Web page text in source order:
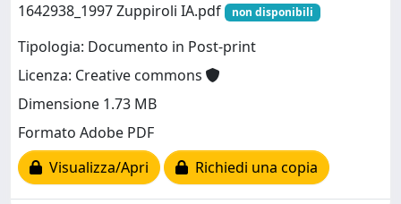
1642938_1997 Zuppiroli IA.pdf
non disponibili
Tipologia: Documento in Post-print
Licenza: Creative commons
Dimensione 1.73 MB
Formato Adobe PDF
Visualizza/Apri
Richiedi una copia